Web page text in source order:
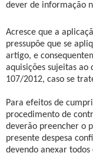
dever de informação
Acresce que a
pressupõe que se
artigo, e
aquisições sujeitas
107/2012, caso se
Para efeitos de
procedimento de
deverão preencher o
presente despesa
devendo anexar